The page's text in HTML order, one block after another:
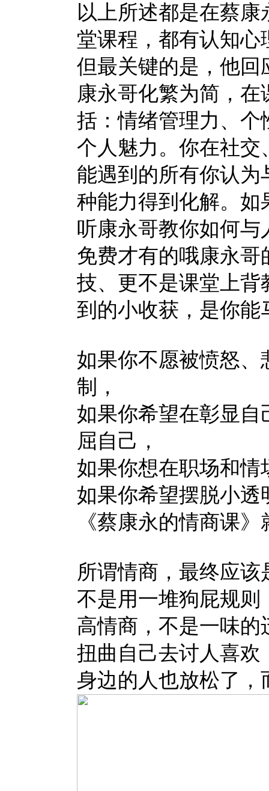
以上所述都是在蔡
堂课程，都有认知
但最关键的是，他
康永哥化繁为简，
括：情绪管理力、
个人魅力。你在社
能遇到的所有你认为
种能力得到化解。如
听康永哥教你如何与
免费才有的哦康永
技、更不是课堂上
到的小收获，是你
如果你不愿被愤怒
制，
如果你希望在彰显
屈自己，
如果你想在职场和情
如果你希望摆脱小
《蔡康永的情商课
所谓情商，最终应
不是用一堆狗屁规
高情商，不是一味
扭曲自己去讨人喜
身边的人也放松了，